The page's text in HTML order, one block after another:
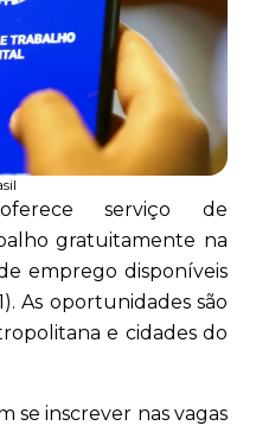
serviço de
gratuitamente na
emprego disponíveis
As oportunidades são
e cidades do
se inscrever nas vagas